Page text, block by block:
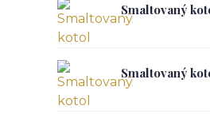
Smaltovaný
Smaltovaný